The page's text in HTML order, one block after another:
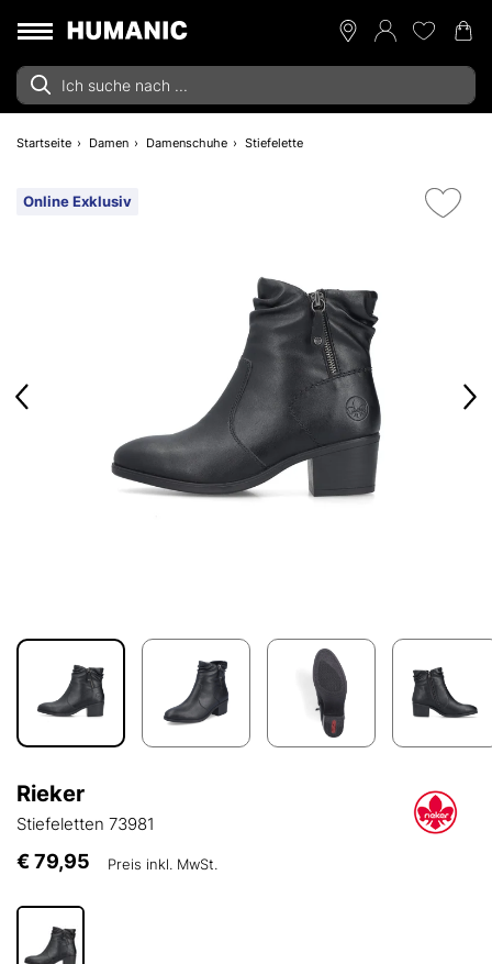
Startseite Damen Damenschuhe Stiefelette
Online Exklusiv
Rieker
Stiefeletten 73981
€ 79,95 Preis inkl. MwSt.